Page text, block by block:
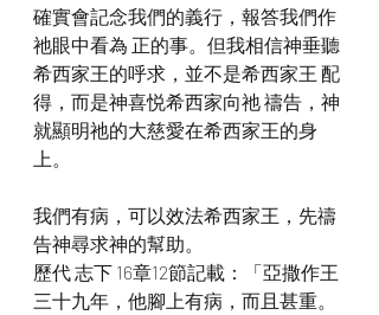
確實會記念我們的義行，報答我們作
祂眼中看為 正的事。但我相信神垂聽
希西家王的呼求，並不是希西家王 配
得，而是神喜悦希西家向祂 禱告，神
就顯明祂的大慈愛在希西家王的身
上。
我們有病，可以效法希西家王，先禱
告神尋求神的幫助。
歷代 志下 16章12節記載：「亞撒作王
三十九年，他腳上有病，而且甚重。